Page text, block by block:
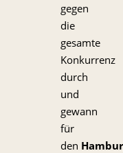
gegen
die
gesamte
Konkurrenz
durch
und
gewann
für
den